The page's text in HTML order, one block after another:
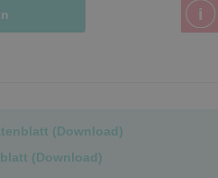
(Download)
(Download)